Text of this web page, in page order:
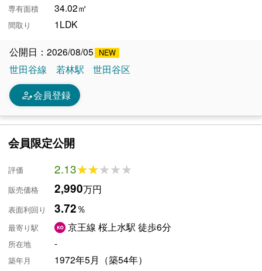
専有面積 34.02㎡
間取り 1LDK
公開日：2026/08/05
世田谷線
若林駅 世田谷区
person_edit会員登録
会員限定公開
評価 2.13★★★★★
★★★★★
販売価格 2,990万円
表面利回り 3.72％
最寄り駅 京王線 桜上水駅 徒歩6分
所在地 -
築年月 1972年5月（築54年）